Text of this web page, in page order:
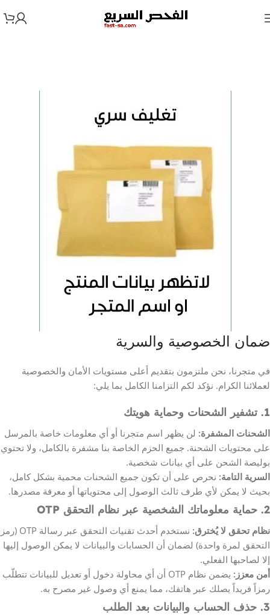
ضمان الخصوصية والسرية
في متجرنا، نحن ملتزمون بتقديم أعلى مستويات الأمان والخصوصية
لعملائنا الكرام. نؤكد لكم التزامنا الكامل بما يلي:
1. تشفير الشحنات وحماية هويتك
الشحنات المشفرة: لن يظهر اسم متجرنا أو أي معلومات خاصة بالمرسل
على محتويات الشحنة. جميع الحزم الخاصة بنا مشفرة بالكامل، ولا تحتوي
بوليصة الشحن على أي بيانات شخصية.
السرية التامة: نحرص على أن تكون جميع الشحنات محمية بشكل كامل،
بحيث لا يمكن لأي طرف ثالث الوصول إلى محتوياتها أو معرفة مصدرها.
2. حماية معلوماتك الشخصية عبر نظام التحقق OTP
نظام تحقق لا يُخترق:
نستخدم أحدث تقنيات التحقق عبر رسالة OTP (رمز
التحقق لمرة واحدة) لضمان أن الحسابات والبيانات لا يمكن الوصول إليها
إلا لصاحبها الفعلي.
أمن معزز:
يضمن نظام OTP أن أي محاولة دخول أو تعديل للبيانات تتطلّب
رمزاً فريداً يصلك عبر هاتفك، مما يمنع أي وصول غير مصرح به.
3. حذف الحساب والبيانات بعد الطلب